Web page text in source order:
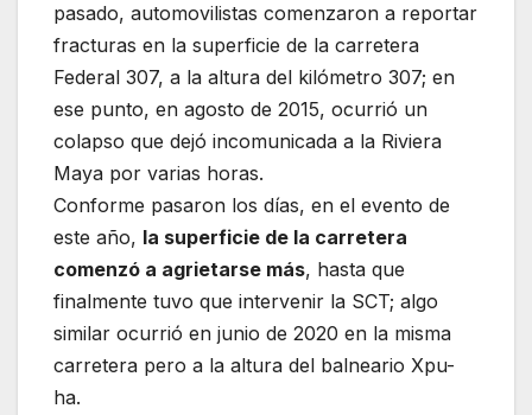
pasado, automovilistas comenzaron a reportar
fracturas en la superficie de la carretera
Federal 307, a la altura del kilómetro 307; en
ese punto, en agosto de 2015, ocurrió un
colapso que dejó incomunicada a la Riviera
Maya por varias horas.
Conforme pasaron los días, en el evento de
este año, la superficie de la carretera
comenzó a agrietarse más, hasta que
finalmente tuvo que intervenir la SCT; algo
similar ocurrió en junio de 2020 en la misma
carretera pero a la altura del balneario Xpu-
ha.